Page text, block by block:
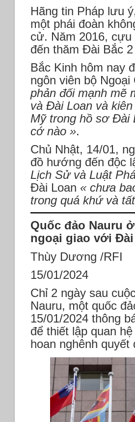
Hãng tin Pháp lưu
một phái đoàn
cử. Năm 2016,
đến thăm Đài Bắc
Bắc Kinh hôm nay
ngôn viên bộ
phản đối mạnh mẽ
và Đài Loan và
Mỹ trong hồ sơ Đài
cớ nào ».
Chủ Nhật, 14/01,
đồ hướng đến độc
Lịch Sử và Luật
Đài Loan « chưa
trong quá khứ và
Quốc đảo Nauru
ngoại giao với
Thùy Dương /RFI
15/01/2024
Chỉ 2 ngày sau
Nauru, một quốc
15/01/2024 thông
để thiết lập quan
hoan nghênh quyết